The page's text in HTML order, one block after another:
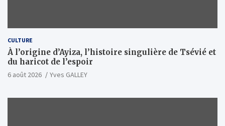
CULTURE
À l’origine d’Ayiza, l’histoire singulière de Tsévié et
du haricot de l’espoir
6 août 2026 Yves GALLEY